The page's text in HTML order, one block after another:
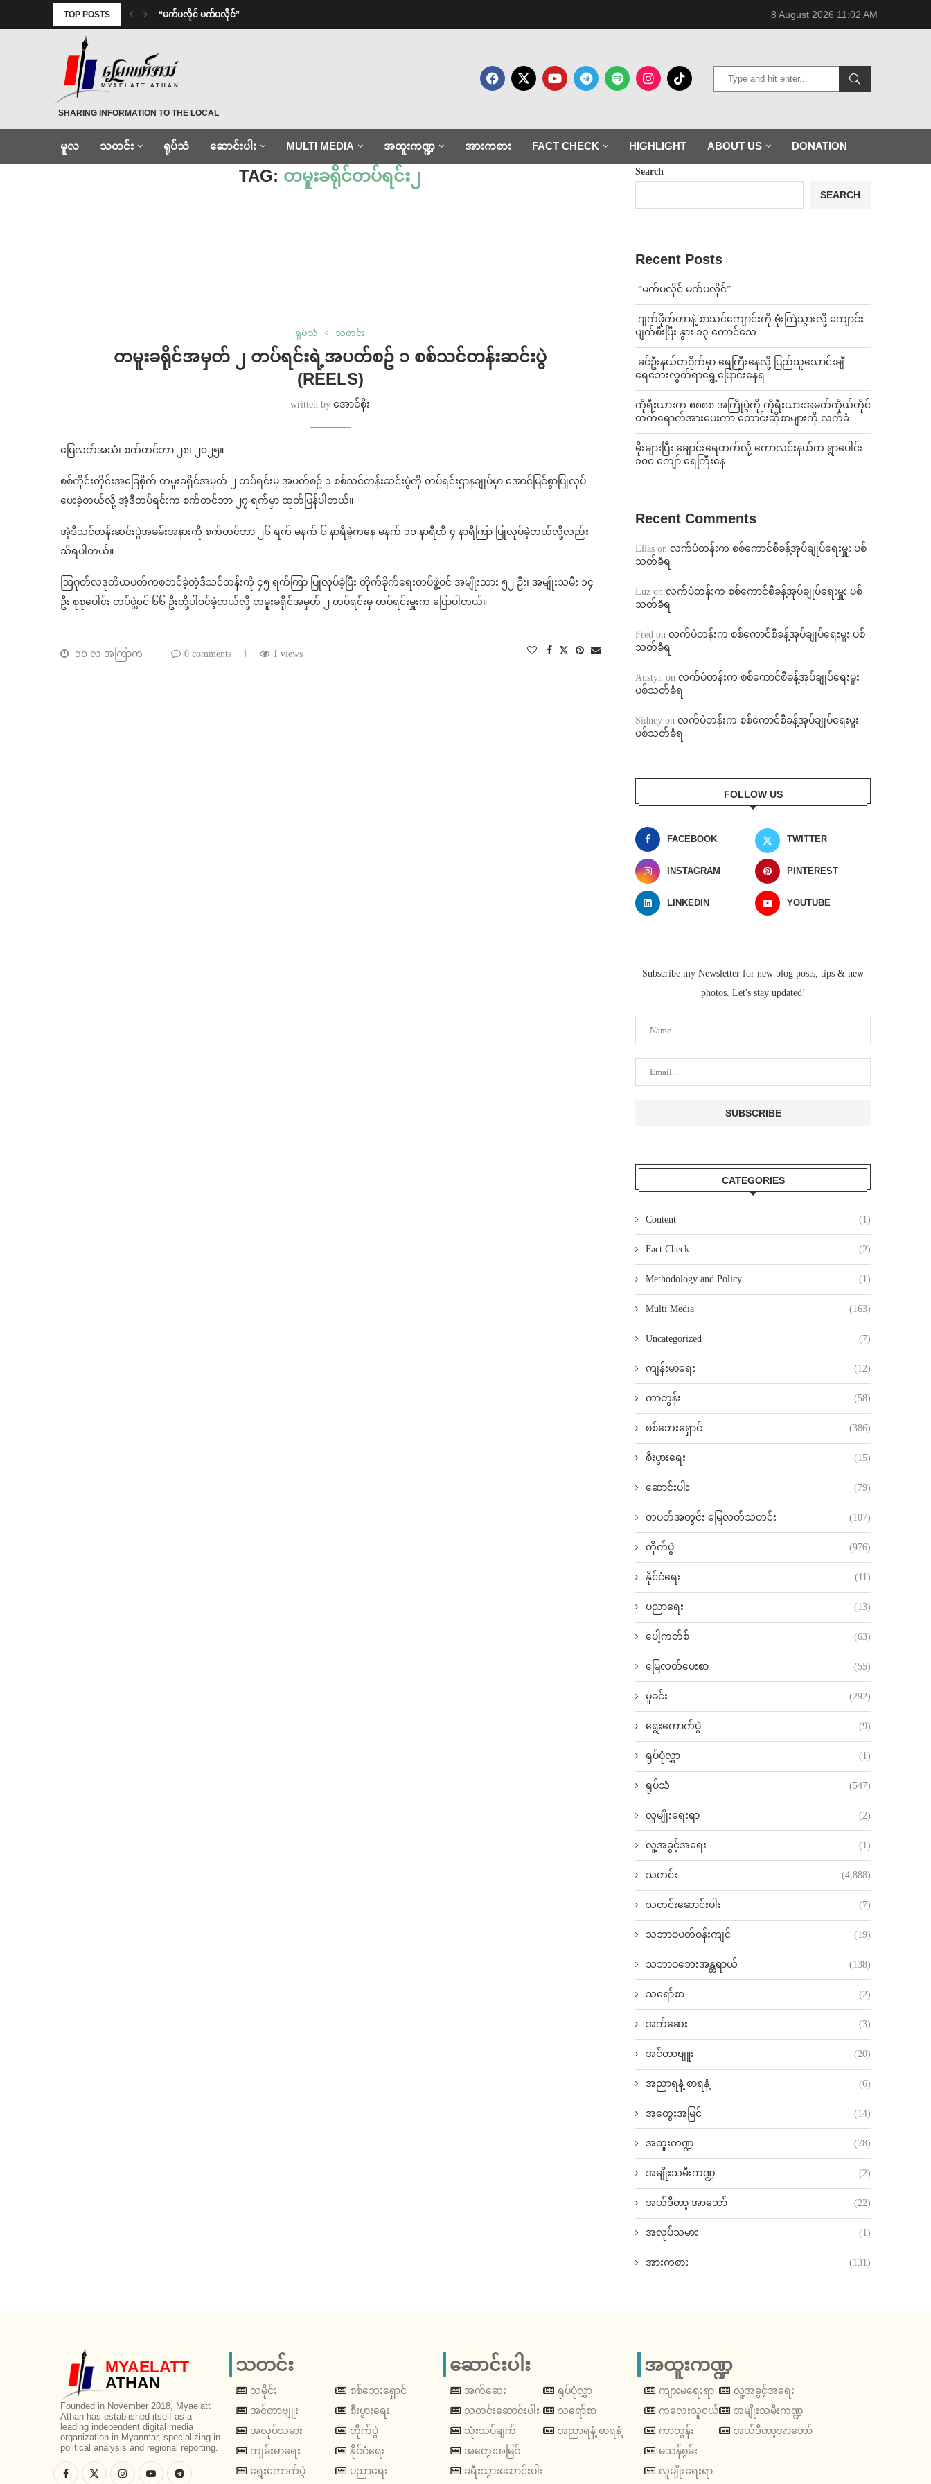
TOP POSTS ⁨ ⁨“မက်ပလိုင် မက်ပလိုင်” 8 August 2026 11:02 AM
MYAELATT ATHAN
SHARING INFORMATION TO THE LOCAL
မူလ သတင်း ရုပ်သံ ဆောင်းပါး MULTI MEDIA အထူးကဏ္ဍ အားကစား FACT CHECK HIGHLIGHT ABOUT US DONATION
Home တမူးခရိုင်တပ်ရင်း၂
TAG: တမူးခရိုင်တပ်ရင်း၂
ရုပ်သံ သတင်း
တမူးခရိုင်အမှတ် ၂ တပ်ရင်းရဲ့အပတ်စဥ် ၁ စစ်သင်တန်းဆင်းပွဲ
(REELS)
written byအောင်စိုး
မြေလတ်အသံ၊ စက်တင်ဘာ ၂၈၊ ၂၀၂၅။
စစ်ကိုင်းတိုင်းအခြေစိုက် တမူးခရိုင်အမှတ် ၂ တပ်ရင်းမှ အပတ်စဥ် ၁ စစ်သင်တန်းဆင်းပွဲကို တပ်ရင်းဌာနချုပ်မှာ အောင်မြင်စွာပြုလုပ်
ပေးခဲ့တယ်လို့ အဲ့ဒီတပ်ရင်းက စက်တင်ဘာ ၂၇ ရက်မှာ ထုတ်ပြန်ပါတယ်။
အဲ့ဒီသင်တန်းဆင်းပွဲအခမ်းအနားကို စက်တင်ဘာ ၂၆ ရက် မနက် ၆ နာရီခွဲကနေ မနက် ၁၀ နာရီထိ ၄ နာရီကြာ ပြုလုပ်ခဲ့တယ်လို့လည်း
သိရပါတယ်။
ဩဂုတ်လဒုတိယပတ်ကစတင်ခဲ့တဲ့ဒီသင်တန်းကို ၄၅ ရက်ကြာ ပြုလုပ်ခဲ့ပြီး တိုက်ခိုက်ရေးတပ်ဖွဲ့၀င် အမျိုးသား ၅၂ ဦး၊ အမျိုးသမီး ၁၄
ဦး စုစုပေါင်း တပ်ဖွဲ့၀င် ၆၆ ဦးတို့ပါ၀င်ခဲ့တယ်လို့ တမူးခရိုင်အမှတ် ၂ တပ်ရင်းမှ တပ်ရင်းမှူးက ပြောပါတယ်။
၁၀ လ အကြာက 0 comments 1 views
Search
SEARCH
Recent Posts
⁨ ⁨“မက်ပလိုင် မက်ပလိုင်”
⁨⁩ ⁨ဂျက်ဖိုက်တာနဲ့ စာသင်ကျောင်းကို ဗုံးကြဲသွားလို့ ကျောင်း
ပျက်စီးပြီး နွား ၁၃ ကောင်သေ
⁩ ⁨ခင်ဦးနယ်တဝိုက်မှာ ရေကြီးနေလို့ ပြည်သူသောင်းချီ
ရေဘေးလွတ်ရာရွှေ့ပြောင်းနေရ
ကိုရီးယားက ၈၈၈၈ အကြိုပွဲကို ကိုရီးယားအမတ်ကိုယ်တိုင်
တက်ရောက်အားပေးကာ တောင်းဆိုစာများကို လက်ခံ
⁨မိုးများပြီး ချောင်းရေတက်လို့ ကောလင်းနယ်က ရွာပေါင်း
၁၀၀ ကျော် ရေကြီးနေ
Recent Comments
Elias on လက်ပံတန်းက စစ်ကောင်စီခန့်အုပ်ချုပ်ရေးမှူး ပစ်
သတ်ခံရ
Luz on လက်ပံတန်းက စစ်ကောင်စီခန့်အုပ်ချုပ်ရေးမှူး ပစ်
သတ်ခံရ
Fred on လက်ပံတန်းက စစ်ကောင်စီခန့်အုပ်ချုပ်ရေးမှူး ပစ်
သတ်ခံရ
Austyn on လက်ပံတန်းက စစ်ကောင်စီခန့်အုပ်ချုပ်ရေးမှူး
ပစ်သတ်ခံရ
Sidney on လက်ပံတန်းက စစ်ကောင်စီခန့်အုပ်ချုပ်ရေးမှူး
ပစ်သတ်ခံရ
FOLLOW US
FACEBOOK TWITTER
INSTAGRAM PINTEREST
LINKEDIN YOUTUBE
Subscribe my Newsletter for new blog posts, tips & new
photos. Let's stay updated!
CATEGORIES
Content (1)
Fact Check (2)
Methodology and Policy (1)
Multi Media (163)
Uncategorized (7)
ကျန်းမာရေး (12)
ကာတွန်း (58)
စစ်ဘေးရှောင် (386)
စီးပွားရေး (15)
ဆောင်းပါး (79)
တပတ်အတွင်း မြေလတ်သတင်း (107)
တိုက်ပွဲ (976)
နိုင်ငံရေး (11)
ပညာရေး (13)
ပေါ့ကတ်စ် (63)
မြေလတ်ပေးစာ (55)
မှုခင်း (292)
ရွေးကောက်ပွဲ (9)
ရုပ်ပုံလွှာ (1)
ရုပ်သံ (547)
လူမျိုးရေးရာ (2)
လူ့အခွင့်အရေး (1)
သတင်း (4,888)
သတင်းဆောင်းပါး (7)
သဘာဝပတ်ဝန်းကျင် (19)
သဘာဝဘေးအန္တရာယ် (138)
သရော်စာ (2)
အက်ဆေး (3)
အင်တာဗျူး (20)
အညာရနံ့ စာရနံ့ (6)
အတွေးအမြင် (14)
အထူးကဏ္ဍ (78)
အမျိုးသမီးကဏ္ဍ (2)
အယ်ဒီတာ့ အာဘော် (22)
အလုပ်သမား (1)
အားကစား (131)
MYAELATT
ATHAN
Founded in November 2018, Myaelatt
Athan has established itself as a
leading independent digital media
organization in Myanmar, specializing in
political analysis and regional reporting.
သတင်း
သမိုင်း
အင်တာဗျူး
အလုပ်သမား
ကျမ်းမာရေး
ရွေးကောက်ပွဲ
စစ်ဘေးရှောင်
စီးပွားရေး
တိုက်ပွဲ
နိုင်ငံရေး
ပညာရေး
ဆောင်းပါး
အက်ဆေး
သတင်းဆောင်းပါး
သုံးသပ်ချက်
အတွေးအမြင်
ခရီးသွားဆောင်းပါး
ရုပ်ပုံလွှာ
သရော်စာ
အညာရနံ့ စာရနံ့
အထူးကဏ္ဍ
ကျားမရေးရာ
ကလေးသူငယ်
ကာတွန်း
မသန်စွမ်း
လူမျိုးရေးရာ
လူ့အခွင့်အရေး
အမျိုးသမီးကဏ္ဍ
အယ်ဒီတာ့အာဘော်